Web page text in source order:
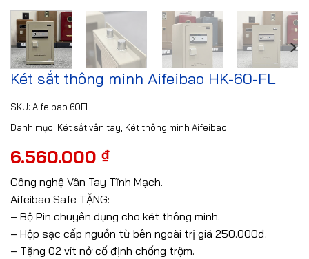
Két sắt thông minh Aifeibao HK-60-FL
SKU: Aifeibao 60FL
Danh mục: Két sắt vân tay, Két thông minh Aifeibao
6.560.000 ₫
Công nghệ Vân Tay Tĩnh Mạch.
Aifeibao Safe TẶNG:
– Bộ Pin chuyên dụng cho két thông minh.
– Hộp sạc cấp nguồn từ bên ngoài trị giá 250.000đ.
– Tặng 02 vít nở cố định chống trộm.